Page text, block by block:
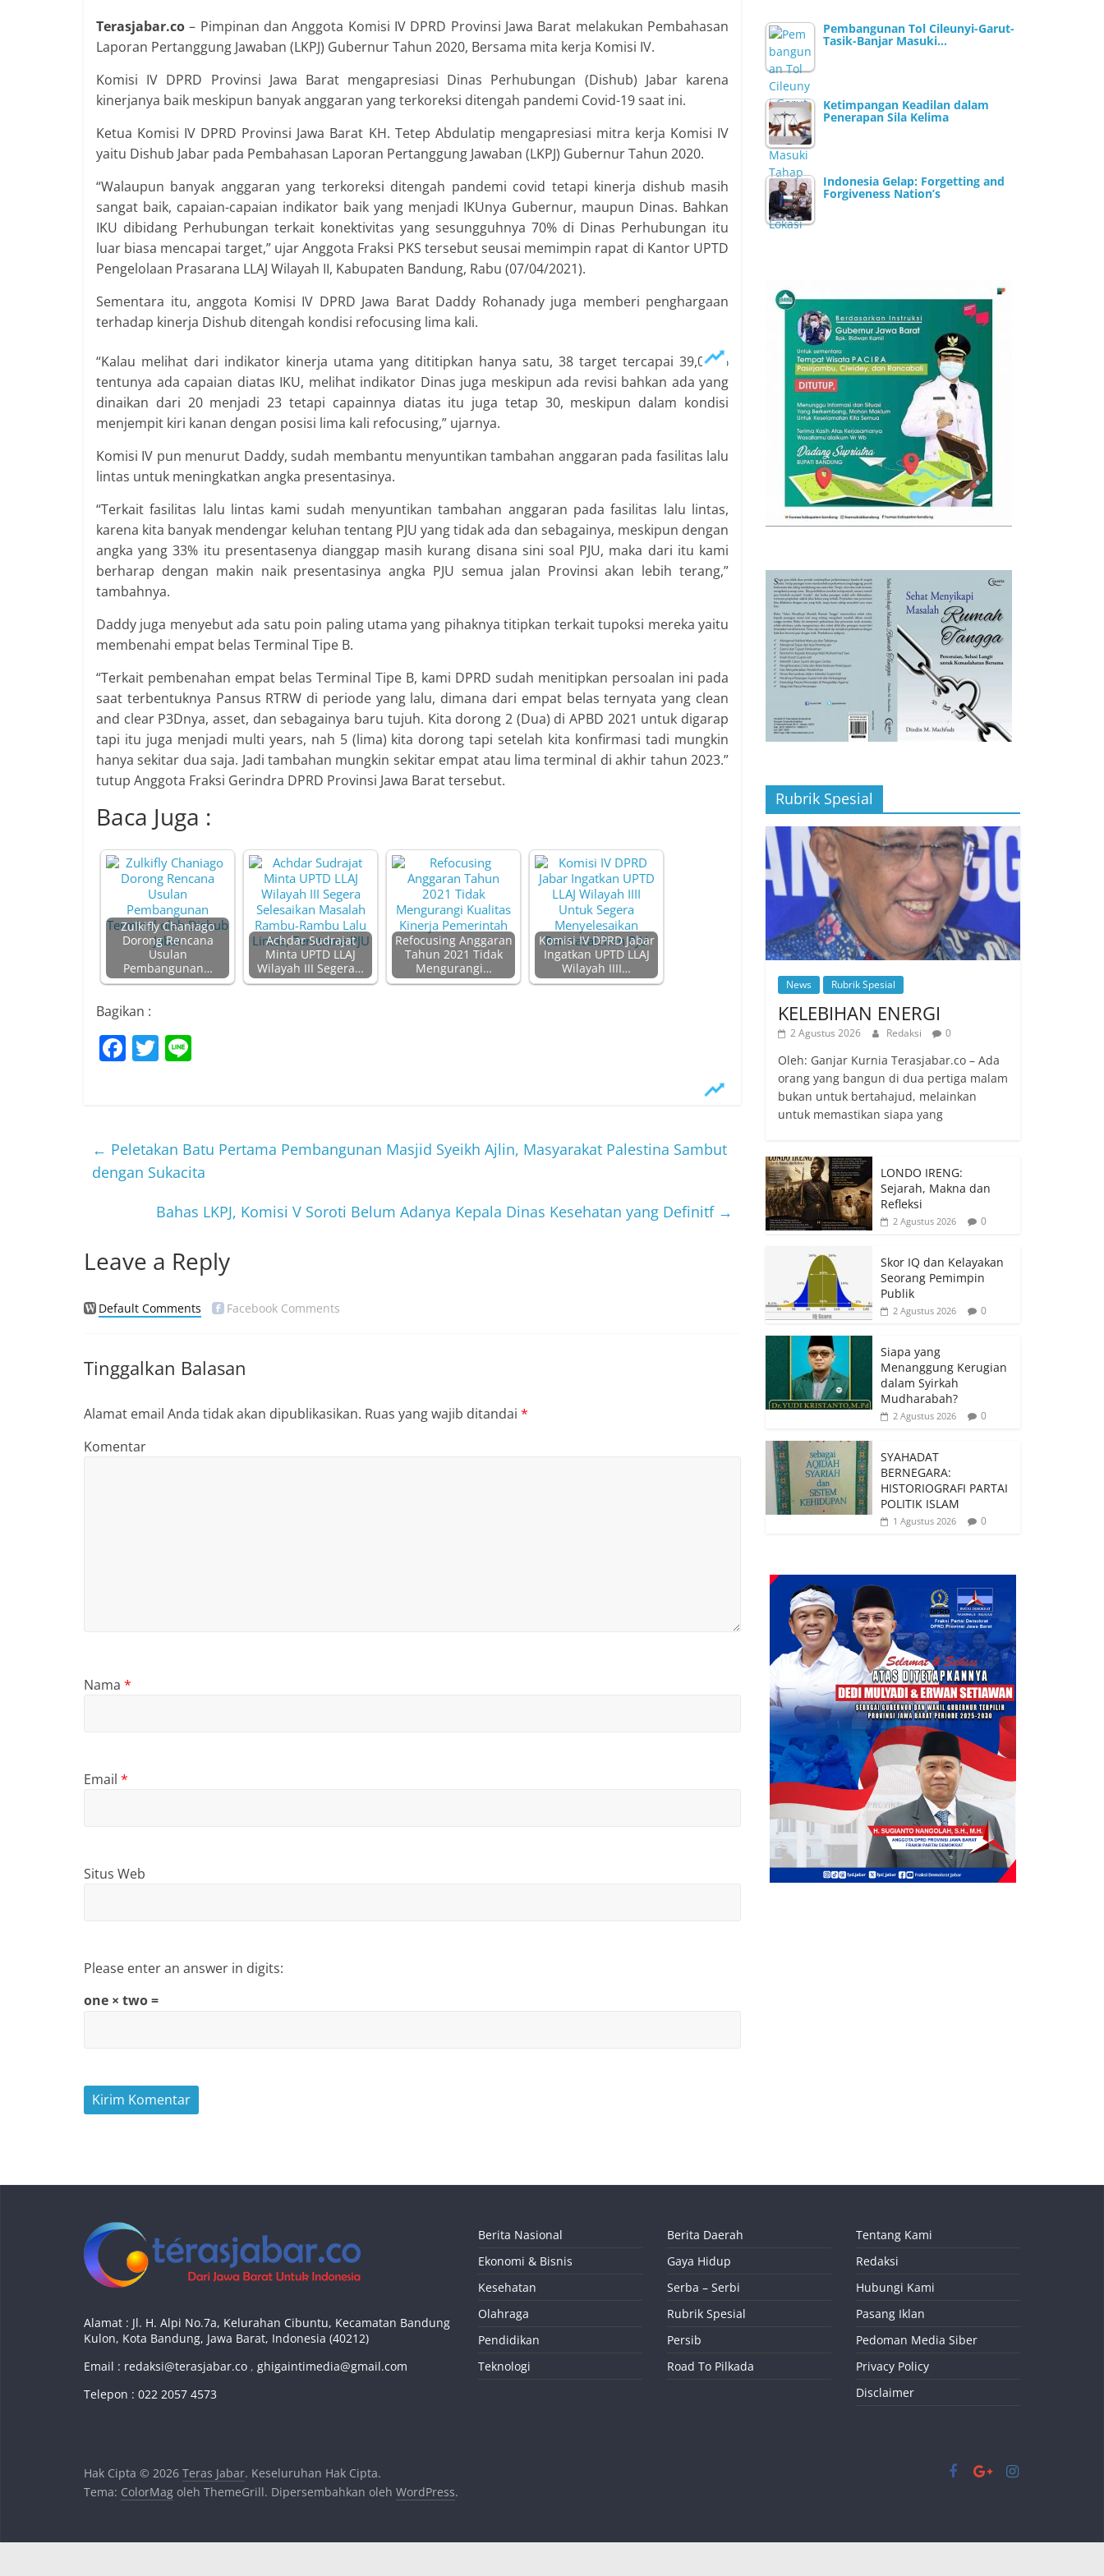
Terasjabar.co – Pimpinan dan Anggota Komisi IV DPRD Provinsi Jawa Barat melakukan Pembahasan
Laporan Pertanggung Jawaban (LKPJ) Gubernur Tahun 2020, Bersama mita kerja Komisi IV.
Komisi IV DPRD Provinsi Jawa Barat mengapresiasi Dinas Perhubungan (Dishub) Jabar karena
kinerjanya baik meskipun banyak anggaran yang terkoreksi ditengah pandemi Covid-19 saat ini.
Ketua Komisi IV DPRD Provinsi Jawa Barat KH. Tetep Abdulatip mengapresiasi mitra kerja Komisi IV
yaitu Dishub Jabar pada Pembahasan Laporan Pertanggung Jawaban (LKPJ) Gubernur Tahun 2020.
“Walaupun banyak anggaran yang terkoreksi ditengah pandemi covid tetapi kinerja dishub masih
sangat baik, capaian-capaian indikator baik yang menjadi IKUnya Gubernur, maupun Dinas. Bahkan
IKU dibidang Perhubungan terkait konektivitas yang sesungguhnya 70% di Dinas Perhubungan itu
luar biasa mencapai target,” ujar Anggota Fraksi PKS tersebut seusai memimpin rapat di Kantor UPTD
Pengelolaan Prasarana LLAJ Wilayah II, Kabupaten Bandung, Rabu (07/04/2021).
Sementara itu, anggota Komisi IV DPRD Jawa Barat Daddy Rohanady juga memberi penghargaan
terhadap kinerja Dishub ditengah kondisi refocusing lima kali.
“Kalau melihat dari indikator kinerja utama yang dititipkan hanya satu, 38 target tercapai 39,06 %
tentunya ada capaian diatas IKU, melihat indikator Dinas juga meskipun ada revisi bahkan ada yang
dinaikan dari 20 menjadi 23 tetapi capainnya diatas itu juga tetap 30, meskipun dalam kondisi
menjempit kiri kanan dengan posisi lima kali refocusing,” ujarnya.
Komisi IV pun menurut Daddy, sudah membantu menyuntikan tambahan anggaran pada fasilitas lalu
lintas untuk meningkatkan angka presentasinya.
“Terkait fasilitas lalu lintas kami sudah menyuntikan tambahan anggaran pada fasilitas lalu lintas,
karena kita banyak mendengar keluhan tentang PJU yang tidak ada dan sebagainya, meskipun dengan
angka yang 33% itu presentasenya dianggap masih kurang disana sini soal PJU, maka dari itu kami
berharap dengan makin naik presentasinya angka PJU semua jalan Provinsi akan lebih terang,”
tambahnya.
Daddy juga menyebut ada satu poin paling utama yang pihaknya titipkan terkait tupoksi mereka yaitu
membenahi empat belas Terminal Tipe B.
“Terkait pembenahan empat belas Terminal Tipe B, kami DPRD sudah menitipkan persoalan ini pada
saat terbentuknya Pansus RTRW di periode yang lalu, dimana dari empat belas ternyata yang clean
and clear P3Dnya, asset, dan sebagainya baru tujuh. Kita dorong 2 (Dua) di APBD 2021 untuk digarap
tapi itu juga menjadi multi years, nah 5 (lima) kita dorong tapi setelah kita konfirmasi tadi mungkin
hanya sekitar dua saja. Jadi tambahan mungkin sekitar empat atau lima terminal di akhir tahun 2023.”
tutup Anggota Fraksi Gerindra DPRD Provinsi Jawa Barat tersebut.
Baca Juga :
Zulkifly Chaniago
Dorong Rencana
Usulan
Pembangunan…
Achdar Sudrajat
Minta UPTD LLAJ
Wilayah III Segera…
Refocusing Anggaran
Tahun 2021 Tidak
Mengurangi…
Komisi IV DPRD Jabar
Ingatkan UPTD LLAJ
Wilayah IIII…
Bagikan :
F
b
o
T
← Peletakan Batu Pertama Pembangunan Masjid Syeikh Ajlin, Masyarakat Palestina Sambut
dengan Sukacita
Bahas LKPJ, Komisi V Soroti Belum Adanya Kepala Dinas Kesehatan yang Definitf →
Leave a Reply
Default Comments Facebook Comments
Tinggalkan Balasan
Alamat email Anda tidak akan dipublikasikan. Ruas yang wajib ditandai *
Komentar
Nama *
Email *
Situs Web
Please enter an answer in digits:
one × two =
Pembangunan Tol Cileunyi-Garut-
Tasik-Banjar Masuki…
Ketimpangan Keadilan dalam
Penerapan Sila Kelima
Indonesia Gelap: Forgetting and
Forgiveness Nation’s
Rubrik Spesial
News Rubrik Spesial
KELEBIHAN ENERGI
2 Agustus 2026 Redaksi 0
Oleh: Ganjar Kurnia Terasjabar.co – Ada
orang yang bangun di dua pertiga malam
bukan untuk bertahajud, melainkan
untuk memastikan siapa yang
LONDO IRENG:
Sejarah, Makna dan
Refleksi
2 Agustus 2026 0
Skor IQ dan Kelayakan
Seorang Pemimpin
Publik
2 Agustus 2026 0
Siapa yang
Menanggung Kerugian
dalam Syirkah
Mudharabah?
2 Agustus 2026 0
SYAHADAT
BERNEGARA:
HISTORIOGRAFI PARTAI
POLITIK ISLAM
1 Agustus 2026 0
Alamat : Jl. H. Alpi No.7a, Kelurahan Cibuntu, Kecamatan Bandung
Kulon, Kota Bandung, Jawa Barat, Indonesia (40212)
Email : redaksi@terasjabar.co , ghigaintimedia@gmail.com
Telepon : 022 2057 4573
Berita Nasional
Ekonomi & Bisnis
Kesehatan
Olahraga
Pendidikan
Teknologi
Berita Daerah
Gaya Hidup
Serba – Serbi
Rubrik Spesial
Persib
Road To Pilkada
Tentang Kami
Redaksi
Hubungi Kami
Pasang Iklan
Pedoman Media Siber
Privacy Policy
Disclaimer
Hak Cipta © 2026 Teras Jabar. Keseluruhan Hak Cipta.
Tema: ColorMag oleh ThemeGrill. Dipersembahkan oleh WordPress.